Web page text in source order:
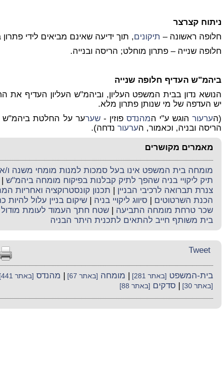
ניתוח קצרצר
חלופה ראשונה – תיקונים, תוך ידיעה שאינם מביאים לידי פתרון
חלופה שנייה – פתרון מוחלט; הריסה ובנייה.
ביהמ"ש העדיף חלופה שנייה
הנושא נדון בבית המשפט העליון, וביהמ"ש העליון העדיף את
יש העדפה של מי שנותן פתרון מלא.
(הערעורהוגש ע"י המהנדס פוזין -שערער על החלטת ביהמ"ש
הריסה ובניה, וכאמור, הערעור נדחה).
מאמרים מקושרים
מומחה בית המשפט אינו בעל סמכות למנות מומחי משנה ו/
תיק ליקויי בניה שהפך לתיק קבלנות בפיקוח מומחה ביהמ"ש |
צנרת תברואה לרכיבי הבניין | תכנון קונסטרוקציה ואחריות
הכנת השרטוטים | סיווג ליקויי בניה | שיקום בניין עלול להיות
שכר טרחת מומחה התביעה | שטח חתך העמוד לעומת
בית משותף חייב להתאים לתכנית היתר הבניה
Tweet
בית-המשפט [באתר 281] | מומחה [באתר 67] | מהנדס [באתר 441]
[באתר 30] | סדקים [באתר 88]